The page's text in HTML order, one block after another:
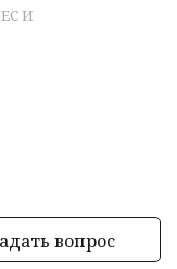
И
вопрос